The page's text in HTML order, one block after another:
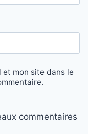
et mon site dans le
commentaires